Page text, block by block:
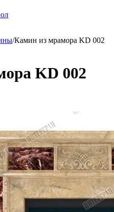
/Камин из мрамора KD 002
KD 002